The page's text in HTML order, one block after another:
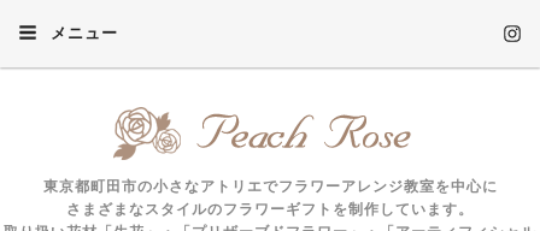
メニュー
東京都町田市の小さなアトリエでフラワーアレンジ教室を中心に
さまざまなスタイルのフラワーギフトを制作しています。